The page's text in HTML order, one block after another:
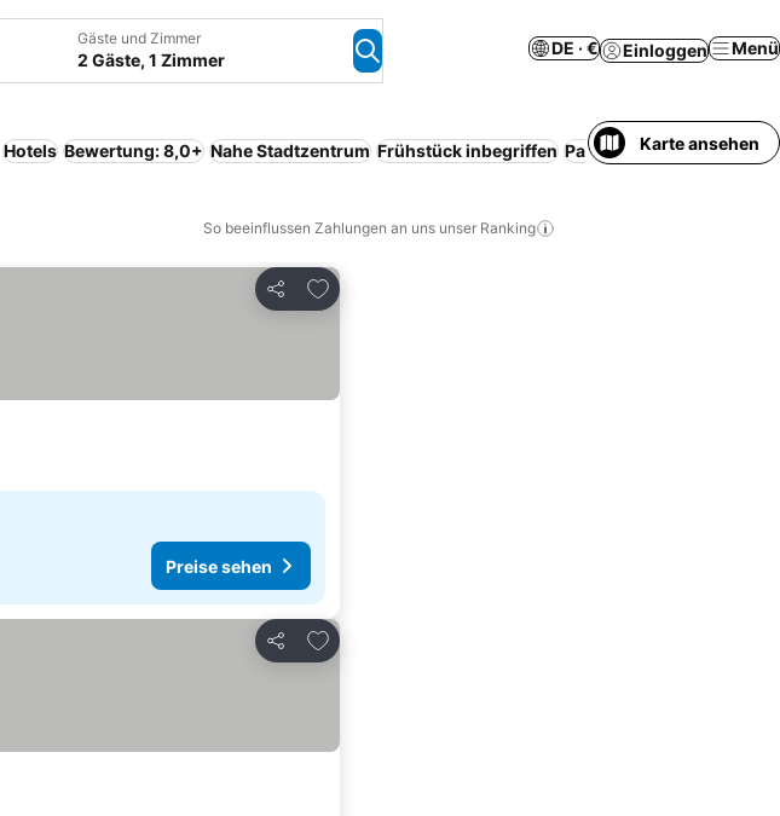
Gäste und Zimmer
2 Gäste, 1 Zimmer
DE · € Einloggen Menü
Hotels Bewertung: 8,0+ Nahe Stadtzentrum Frühstück inbegriffen Parkplatz Serviced
Karte ansehen
So beeinflussen Zahlungen an uns unser Ranking
Teilen
Zu Favoriten hinzufügen
Preise sehen
Teilen
Zu Favoriten hinzufügen